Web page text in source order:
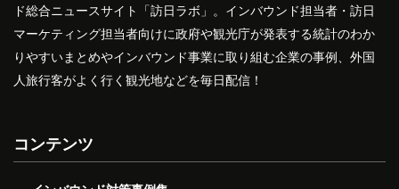
ド総合ニュースサイト「訪日ラボ」。インバウンド担当者・訪日
マーケティング担当者向けに政府や観光庁が発表する統計のわか
りやすいまとめやインバウンド事業に取り組む企業の事例、外国
人旅行客がよく行く観光地などを毎日配信！
コンテンツ